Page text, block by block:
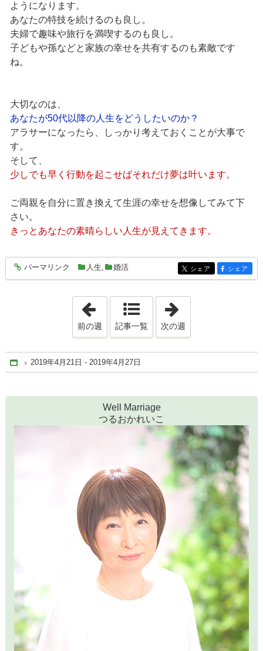
ようになります。
あなたの特技を続けるのも良し。
夫婦で趣味や旅行を満喫するのも良し。
子どもや孫などと家族の幸せを共有するのも素敵です
ね。
大切なのは、
あなたが50代以降の人生をどうしたいのか？
アラサーになったら、しっかり考えておくことが大事で
す。
そして、
少しでも早く行動を起こせばそれだけ夢は叶います。
ご両親を自分に置き換えて生涯の幸せを想像してみて下
さい。
きっとあなたの素晴らしい人生が見えてきます。
entry361
パーマリンク 人生, 婚活 entry361
シェア entry361
シェア
「2019年4月14日 - 2019年4月20日」
前の週 記事一覧 次の週
Home
2019年4月21日 - 2019年4月27日
Well Marriage
つるおかれいこ